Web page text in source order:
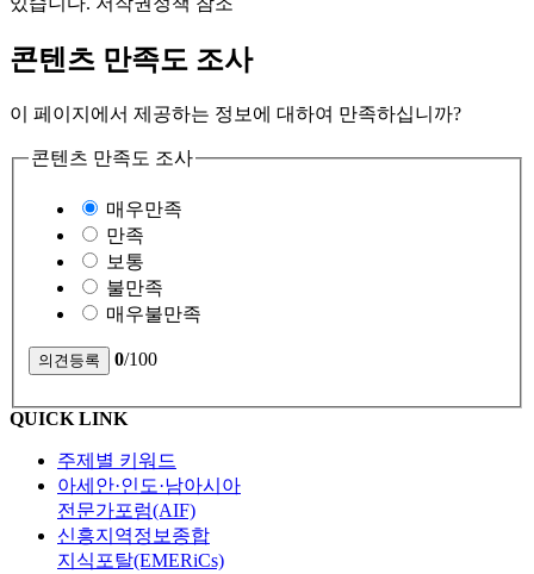
콘텐츠 만족도 조사
이 페이지에서 제공하는 정보에 대하여 만족하십니까?
콘텐츠 만족도 조사
매우만족
만족
보통
불만족
매우불만족
0/100
QUICK LINK
주제별 키워드
아세안·인도·남아시아
전문가포럼(AIF)
신흥지역정보종합
지식포탈(EMERiCs)